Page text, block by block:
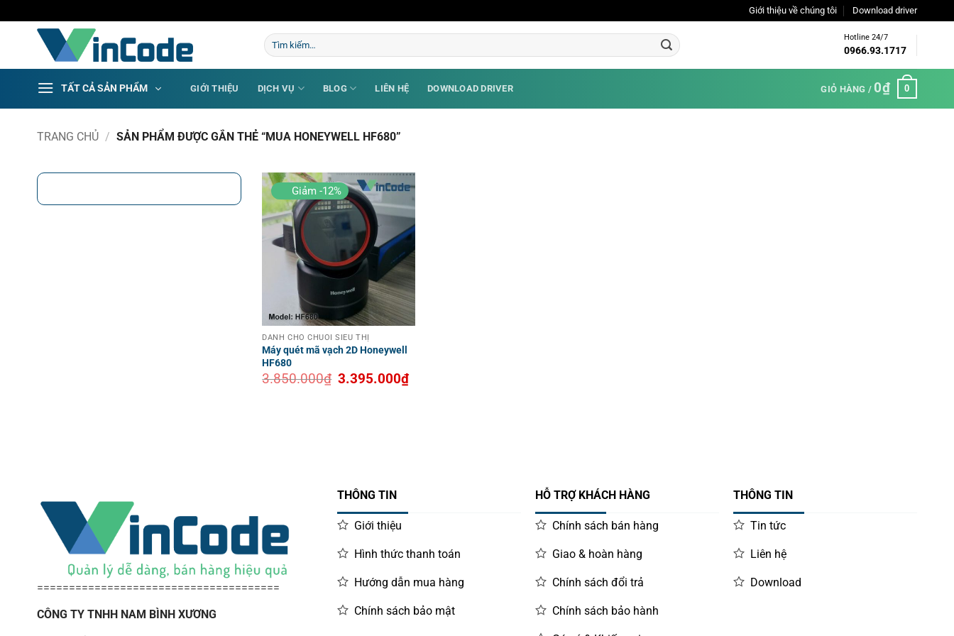
qua
Giới thiệu về chúng tôi Download driver
Tìm
kiếm:
Hotline 24/7
0966.93.1717
TẤT CẢ SẢN PHẨM GIỚI THIỆU DỊCH VỤ BLOG LIÊN HỆ DOWNLOAD DRIVER GIỎ HÀNG / 0₫ 0
TRANG CHỦ / SẢN PHẨM ĐƯỢC GẮN THẺ “MUA HONEYWELL HF680”
Giảm -12%
DÀNH CHO CHUỖI SIÊU THỊ
Máy quét mã vạch 2D Honeywell
HF680
3.850.000₫ Giá
gốc
3.395.000₫Giá
hiện
======================================
CÔNG TY TNHH NAM BÌNH XƯƠNG
THÔNG TIN
Giới thiệu
Hình thức thanh toán
Hướng dẫn mua hàng
Chính sách bảo mật
HỖ TRỢ KHÁCH HÀNG
Chính sách bán hàng
Giao & hoàn hàng
Chính sách đổi trả
Chính sách bảo hành
THÔNG TIN
Tin tức
Liên hệ
Download